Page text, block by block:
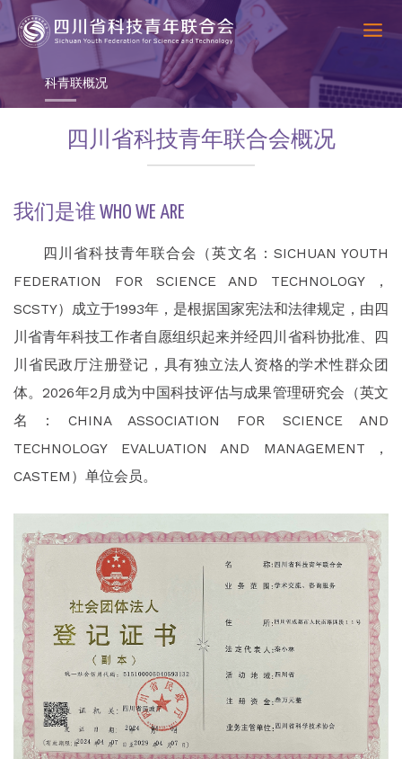
科青联概况
四川省科技青年联合会概况
我们是谁 WHO WE ARE
四川省科技青年联合会（英文名：SICHUAN YOUTH
FEDERATION FOR SCIENCE AND TECHNOLOGY，
SCSTY）成立于1993年，是根据国家宪法和法律规定，由四
川省青年科技工作者自愿组织起来并经四川省科协批准、四
川省民政厅注册登记，具有独立法人资格的学术性群众团
体。2026年2月成为中国科技评估与成果管理研究会（英文
名：CHINA ASSOCIATION FOR SCIENCE AND
TECHNOLOGY EVALUATION AND MANAGEMENT，
CASTEM）单位会员。